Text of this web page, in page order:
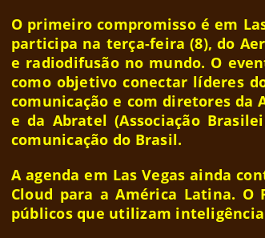
O primeiro compromisso é em
participa na terça-feira (8), do
e radiodifusão no mundo. O
como objetivo conectar líderes
comunicação e com diretores da
e da Abratel (Associação
comunicação do Brasil.
A agenda em Las Vegas ainda
Cloud para a América Latina. O
públicos que utilizam